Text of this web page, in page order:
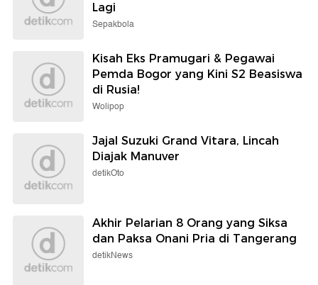
Lagi
Sepakbola
Kisah Eks Pramugari & Pegawai
Pemda Bogor yang Kini S2 Beasiswa
di Rusia!
Wolipop
Jajal Suzuki Grand Vitara, Lincah
Diajak Manuver
detikOto
Akhir Pelarian 8 Orang yang Siksa
dan Paksa Onani Pria di Tangerang
detikNews